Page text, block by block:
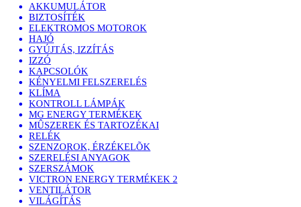
AKKUMULÁTOR
BIZTOSÍTÉK
ELEKTROMOS MOTOROK
HAJÓ
GYÚJTÁS, IZZÍTÁS
IZZÓ
KAPCSOLÓK
KÉNYELMI FELSZERELÉS
KLÍMA
KONTROLL LÁMPÁK
MG ENERGY TERMÉKEK
MÛSZEREK ÉS TARTOZÉKAI
RELÉK
SZENZOROK, ÉRZÉKELÕK
SZERELÉSI ANYAGOK
SZERSZÁMOK
VICTRON ENERGY TERMÉKEK 2
VENTILÁTOR
VILÁGÍTÁS